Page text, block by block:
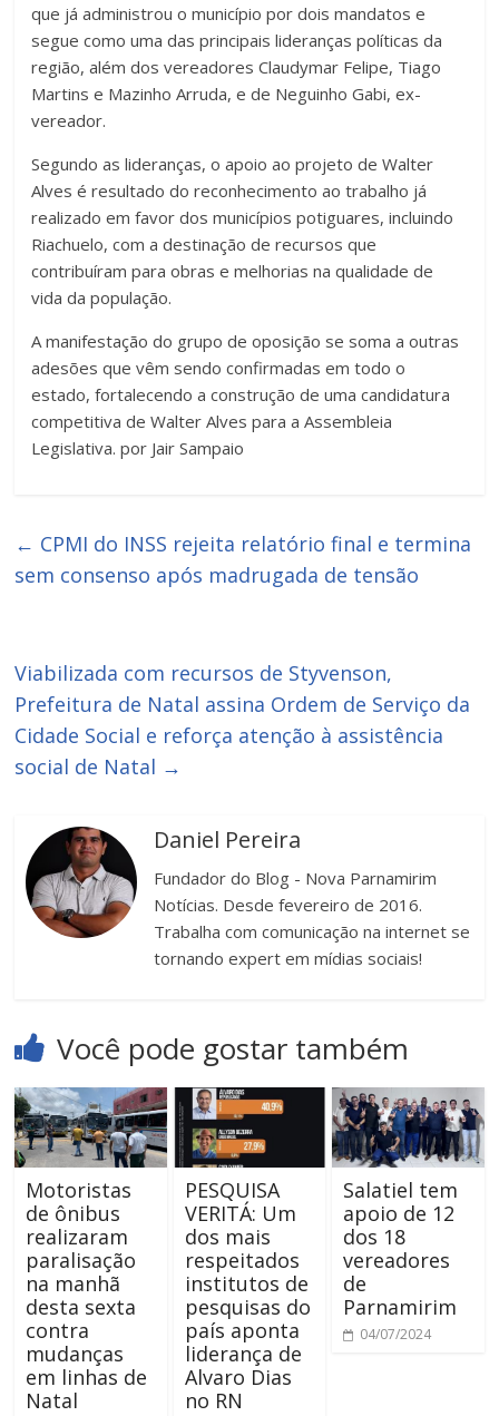
que já administrou o município por dois mandatos e
segue como uma das principais lideranças políticas da
região, além dos vereadores Claudymar Felipe, Tiago
Martins e Mazinho Arruda, e de Neguinho Gabi, ex-
vereador.
Segundo as lideranças, o apoio ao projeto de Walter
Alves é resultado do reconhecimento ao trabalho já
realizado em favor dos municípios potiguares, incluindo
Riachuelo, com a destinação de recursos que
contribuíram para obras e melhorias na qualidade de
vida da população.
A manifestação do grupo de oposição se soma a outras
adesões que vêm sendo confirmadas em todo o
estado, fortalecendo a construção de uma candidatura
competitiva de Walter Alves para a Assembleia
Legislativa. por Jair Sampaio
← CPMI do INSS rejeita relatório final e termina
sem consenso após madrugada de tensão
Viabilizada com recursos de Styvenson,
Prefeitura de Natal assina Ordem de Serviço da
Cidade Social e reforça atenção à assistência
social de Natal →
Daniel Pereira
Fundador do Blog - Nova Parnamirim
Notícias. Desde fevereiro de 2016.
Trabalha com comunicação na internet se
tornando expert em mídias sociais!
Você pode gostar também
Motoristas
de ônibus
realizaram
paralisação
na manhã
desta sexta
contra
mudanças
em linhas de
Natal
PESQUISA
VERITÁ: Um
dos mais
respeitados
institutos de
pesquisas do
país aponta
liderança de
Alvaro Dias
no RN
Salatiel tem
apoio de 12
dos 18
vereadores
de
Parnamirim
04/07/2024